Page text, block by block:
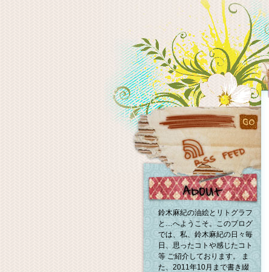
鈴木麻紀の油絵とリトグラフ
と…へようこそ。このブログ
では、私、鈴木麻紀の日々毎
日、思ったコトや感じたコト
等 ご紹介しております。 ま
た、2011年10月まで書き綴